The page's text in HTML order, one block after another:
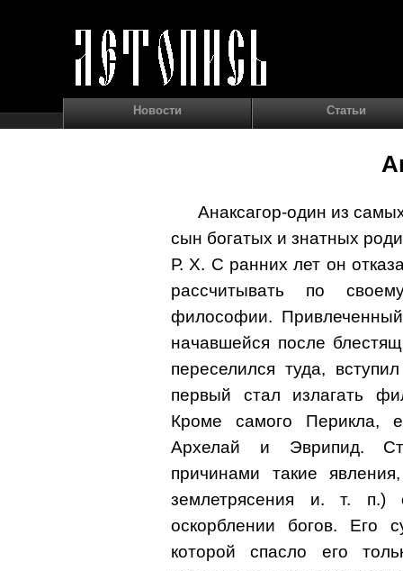
Новости Статьи
Анаксагор-один из
сын богатых и знатных
Р. X. С ранних лет он
рассчитывать по
философии.
начавшейся после
переселился туда,
первый стал излагать
Кроме самого Перикла,
Архелай и Эврипид.
причинами такие
землетрясения и. т.
оскорблении богов. Его
которой спасло его